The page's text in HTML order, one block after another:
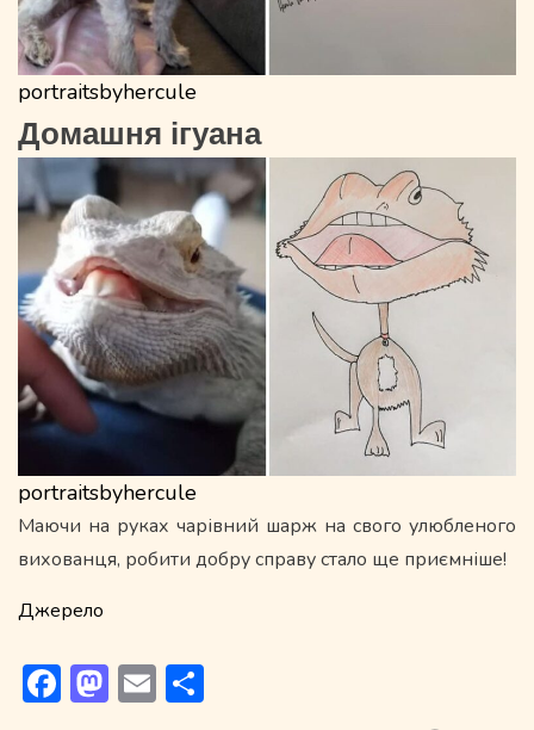
portraitsbyhercule
Домашня ігуана
portraitsbyhercule
Маючи на руках чарівний шарж на свого улюбленого
вихованця, робити добру справу стало ще приємніше!
Джерело
Facebook
Mastodon
Email